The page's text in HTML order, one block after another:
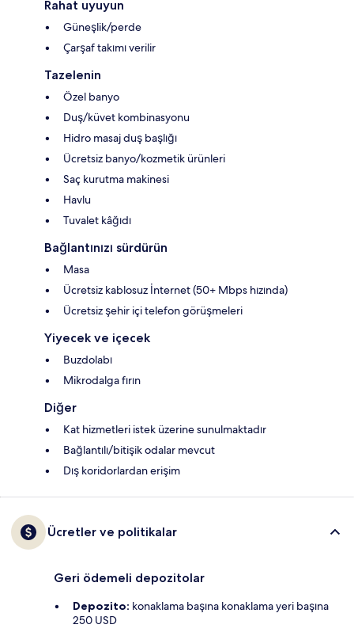
Rahat uyuyun
Güneşlik/perde
Çarşaf takımı verilir
Tazelenin
Özel banyo
Duş/küvet kombinasyonu
Hidro masaj duş başlığı
Ücretsiz banyo/kozmetik ürünleri
Saç kurutma makinesi
Havlu
Tuvalet kâğıdı
Bağlantınızı sürdürün
Masa
Ücretsiz kablosuz İnternet (50+ Mbps hızında)
Ücretsiz şehir içi telefon görüşmeleri
Yiyecek ve içecek
Buzdolabı
Mikrodalga fırın
Diğer
Kat hizmetleri istek üzerine sunulmaktadır
Bağlantılı/bitişik odalar mevcut
Dış koridorlardan erişim
Ücretler ve politikalar
Geri ödemeli depozitolar
Depozito: konaklama başına konaklama yeri başına
250 USD